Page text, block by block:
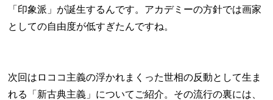
「印象派」が誕生するんです。アカデミーの方針では画家
としての自由度が低すぎたんですね。
次回はロココ主義の浮かれまくった世相の反動として生ま
れる「新古典主義」についてご紹介。その流行の裏には、